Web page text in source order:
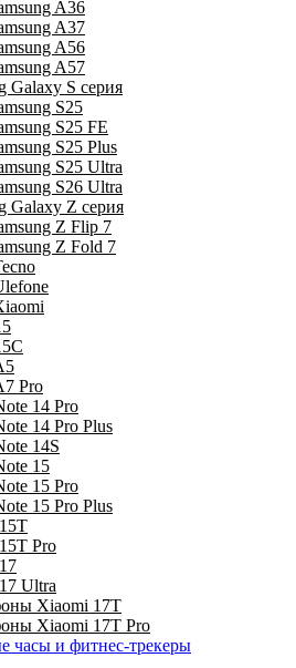
A36
A37
A56
A57
Galaxy S серия
S25
S25 FE
S25 Plus
S25 Ultra
S26 Ultra
Galaxy Z серия
Z Flip 7
Z Fold 7
Pro
14 Pro
14 Pro Plus
14S
15
15 Pro
15 Pro Plus
Pro
Ultra
Xiaomi 17Т
Xiaomi 17Т Pro
часы и фитнес-трекеры